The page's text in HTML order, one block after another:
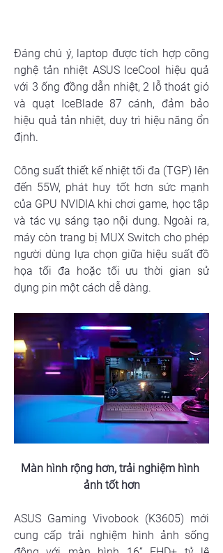
Đáng chú ý, laptop được tích hợp công
nghệ tản nhiệt ASUS IceCool hiệu quả
với 3 ống đồng dẫn nhiệt, 2 lỗ thoát gió
và quạt IceBlade 87 cánh, đảm bảo
hiệu quả tản nhiệt, duy trì hiệu năng ổn
định.
Công suất thiết kế nhiệt tối đa (TGP) lên
đến 55W, phát huy tốt hơn sức mạnh
của GPU NVIDIA khi chơi game, học tập
và tác vụ sáng tạo nội dung. Ngoài ra,
máy còn trang bị MUX Switch cho phép
người dùng lựa chọn giữa hiệu suất đồ
họa tối đa hoặc tối ưu thời gian sử
dụng pin một cách dễ dàng.
Màn hình rộng hơn, trải nghiệm hình
ảnh tốt hơn
ASUS Gaming Vivobook (K3605) mới
cung cấp trải nghiệm hình ảnh sống